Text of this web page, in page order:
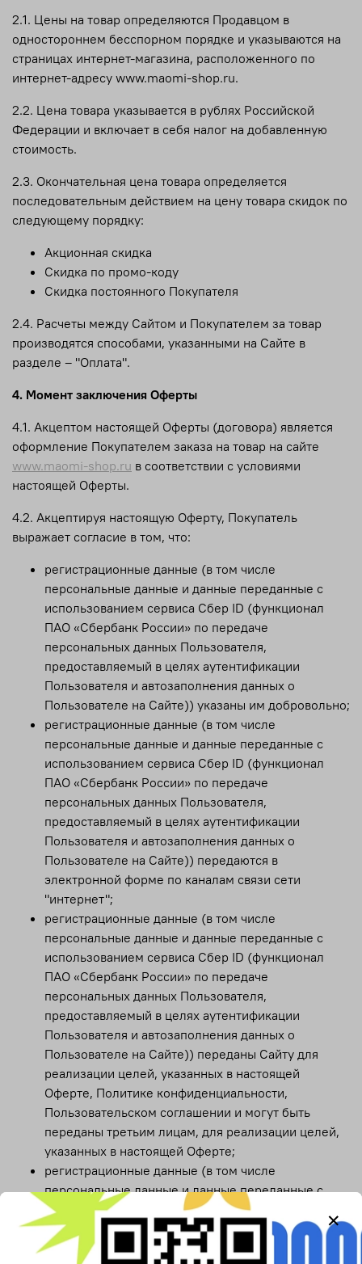
2.1. Цены на товар определяются Продавцом в
одностороннем бесспорном порядке и указываются на
страницах интернет-магазина, расположенного по
интернет-адресу www.maomi-shop.ru.
2.2. Цена товара указывается в рублях Российской
Федерации и включает в себя налог на добавленную
стоимость.
2.3. Окончательная цена товара определяется
последовательным действием на цену товара скидок по
следующему порядку:
Акционная скидка
Скидка по промо-коду
Скидка постоянного Покупателя
2.4. Расчеты между Сайтом и Покупателем за товар
производятся способами, указанными на Сайте в
разделе – "Оплата".
4. Момент заключения Оферты
4.1. Акцептом настоящей Оферты (договора) является
оформление Покупателем заказа на товар на сайте
www.maomi-shop.ru в соответствии с условиями
настоящей Оферты.
4.2. Акцептируя настоящую Оферту, Покупатель
выражает согласие в том, что:
регистрационные данные (в том числе
персональные данные и данные переданные с
использованием сервиса Сбер ID (функционал
ПАО «Сбербанк России» по передаче
персональных данных Пользователя,
предоставляемый в целях аутентификации
Пользователя и автозаполнения данных о
Пользователе на Сайте)) указаны им добровольно;
регистрационные данные (в том числе
персональные данные и данные переданные с
использованием сервиса Сбер ID (функционал
ПАО «Сбербанк России» по передаче
персональных данных Пользователя,
предоставляемый в целях аутентификации
Пользователя и автозаполнения данных о
Пользователе на Сайте)) передаются в
электронной форме по каналам связи сети
"интернет";
регистрационные данные (в том числе
персональные данные и данные переданные с
использованием сервиса Сбер ID (функционал
ПАО «Сбербанк России» по передаче
персональных данных Пользователя,
предоставляемый в целях аутентификации
Пользователя и автозаполнения данных о
Пользователе на Сайте)) переданы Сайту для
реализации целей, указанных в настоящей
Оферте, Политике конфиденциальности,
Пользовательском соглашении и могут быть
переданы третьим лицам, для реализации целей,
указанных в настоящей Оферте;
регистрационные данные (в том числе
персональные данные и данные переданные с
использованием сервиса Сбер ID (функционал
ПАО «Сбербанк России» по передаче
персональных данных Пользователя,